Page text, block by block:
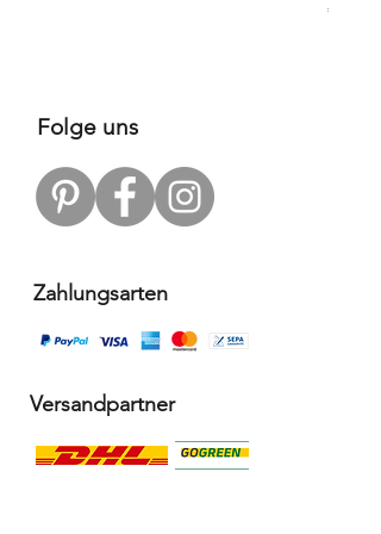
Price
€109.00
Folge uns
Zahlungsarten
Versandpartner